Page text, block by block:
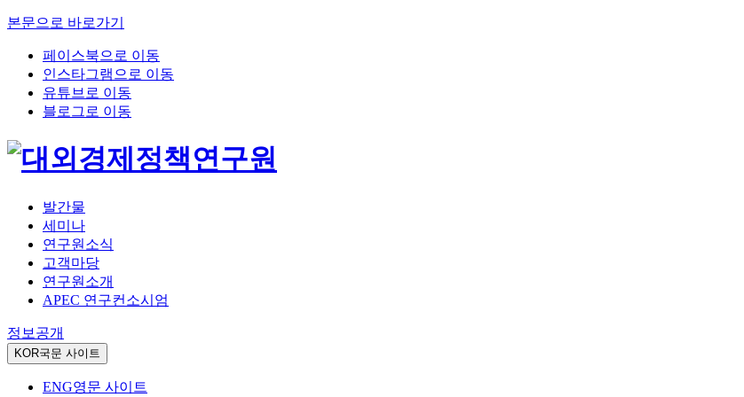
본문으로 바로가기
페이스북으로 이동
인스타그램으로 이동
유튜브로 이동
블로그로 이동
발간물
세미나
연구원소식
고객마당
연구원소개
APEC 연구컨소시엄
정보공개
KOR국문 사이트
ENG영문 사이트